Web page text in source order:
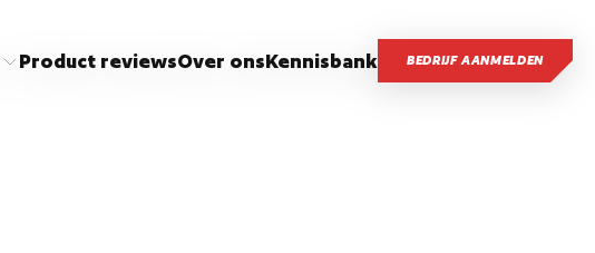
Product reviewsOver onsKennisbank BEDRIJF AANMELDEN